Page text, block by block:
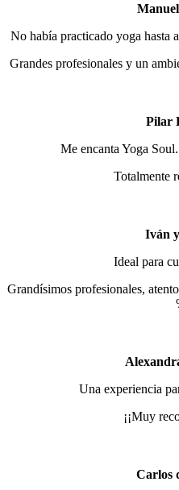
No había practicado yoga hasta
Grandes profesionales y un
Pilar
Me encanta Yoga
Totalmente
Iván
Ideal para
Grandísimos profesionales,
Una experiencia
¡¡Muy
Carlos